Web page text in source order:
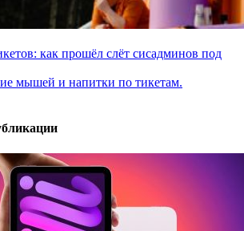
как прошёл слёт сисадминов под
мышей и напитки по тикетам.